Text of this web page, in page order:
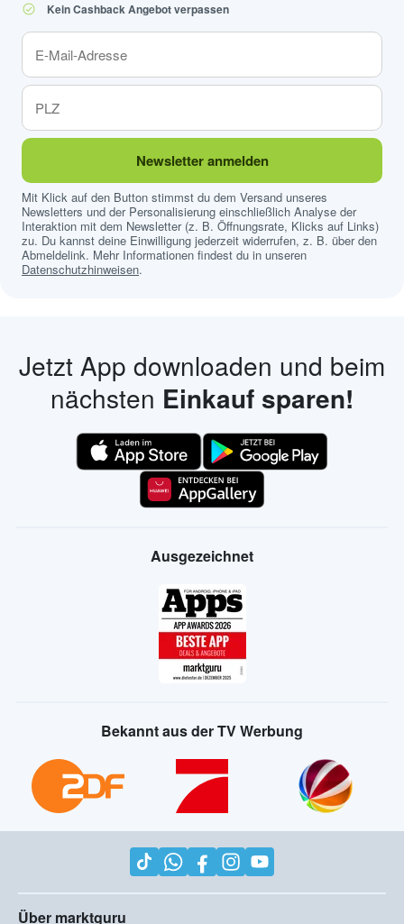
Kein Cashback Angebot verpassen
Newsletter anmelden
Mit Klick auf den Button stimmst du dem Versand unseres
Newsletters und der Personalisierung einschließlich Analyse der
Interaktion mit dem Newsletter (z. B. Öffnungsrate, Klicks auf Links)
zu. Du kannst deine Einwilligung jederzeit widerrufen, z. B. über den
Abmeldelink. Mehr Informationen findest du in unseren
Datenschutzhinweisen.
Jetzt App downloaden und beim
nächsten Einkauf sparen!
Ausgezeichnet
Bekannt aus der TV Werbung
Über marktguru